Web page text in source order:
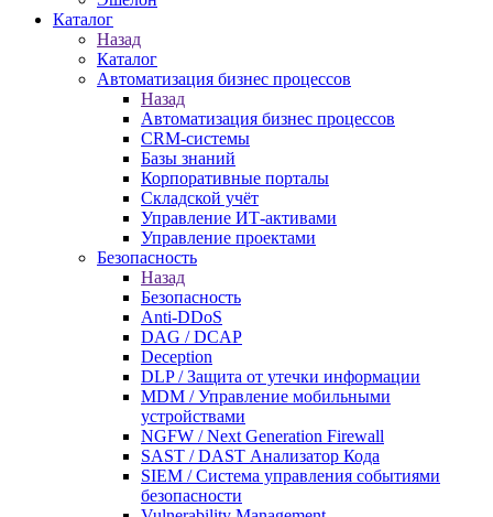
Каталог
Назад
Каталог
Автоматизация бизнес процессов
Назад
Автоматизация бизнес процессов
CRM-системы
Базы знаний
Корпоративные порталы
Складской учёт
Управление ИТ-активами
Управление проектами
Безопасность
Назад
Безопасность
Anti-DDoS
DAG / DCAP
Deception
DLP / Защита от утечки информации
MDM / Управление мобильными
устройствами
NGFW / Next Generation Firewall
SAST / DAST Анализатор Кода
SIEM / Система управления событиями
безопасности